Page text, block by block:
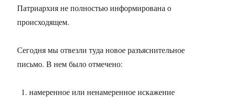
Патриархия не полностью информирована о
происходящем.
Сегодня мы отвезли туда новое разъяснительное
письмо. В нем было отмечено:
намеренное или ненамеренное искажение